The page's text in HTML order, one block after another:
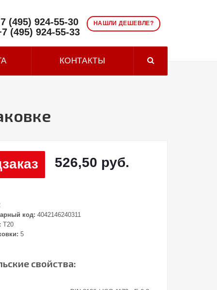
НАШЛИ ДЕШЕВЛЕ?
(495) 924-55-30
(495) 924-55-33
КОНТАКТЫ
526,50 руб.
код: 4042146240311
T20
5
свойства: